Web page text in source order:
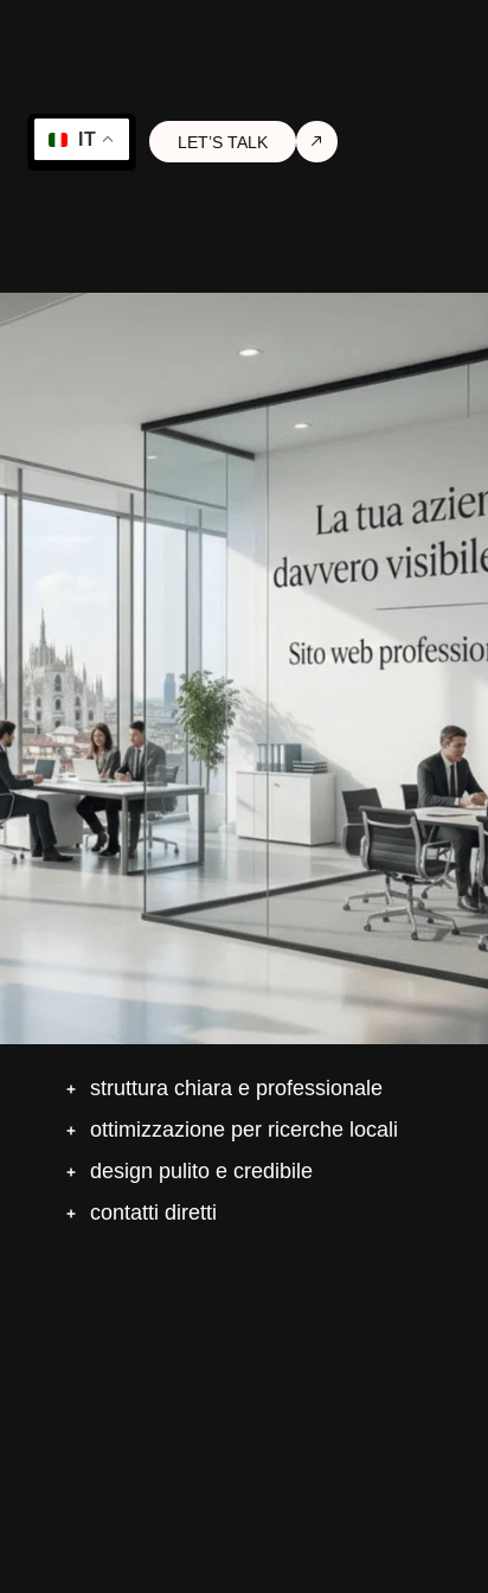
IT LET’S TALK
struttura chiara e professionale
ottimizzazione per ricerche locali
design pulito e credibile
contatti diretti